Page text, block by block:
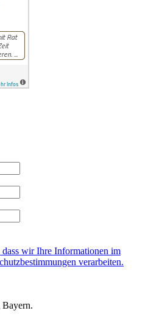
wir Ihre Informationen im
verarbeiten.